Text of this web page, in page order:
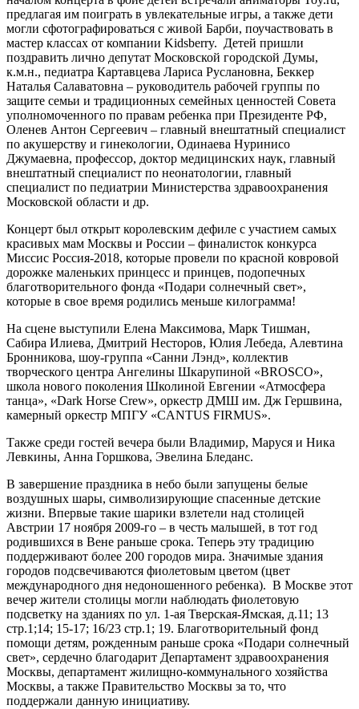
предлагая им поиграть в увлекательные игры, а также дети
могли сфотографироваться с живой Барби, поучаствовать в
мастер классах от компании Kidsberry. Детей пришли
поздравить лично депутат Московской городской Думы,
к.м.н., педиатра Картавцева Лариса Руслановна, Беккер
Наталья Салаватовна – руководитель рабочей группы по
защите семьи и традиционных семейных ценностей Совета
уполномоченного по правам ребенка при Президенте РФ,
Оленев Антон Сергеевич – главный внештатный специалист
по акушерству и гинекологии, Одинаева Нуринисо
Джумаевна, профессор, доктор медицинских наук, главный
внештатный специалист по неонатологии, главный
специалист по педиатрии Министерства здравоохранения
Московской области и др.
Концерт был открыт королевским дефиле с участием самых
красивых мам Москвы и России – финалисток конкурса
Миссис Россия-2018, которые провели по красной ковровой
дорожке маленьких принцесс и принцев, подопечных
благотворительного фонда «Подари солнечный свет»,
которые в свое время родились меньше килограмма!
На сцене выступили Елена Максимова, Марк Тишман,
Сабира Илиева, Дмитрий Несторов, Юлия Лебеда, Алевтина
Бронникова, шоу-группа «Санни Лэнд», коллектив
творческого центра Ангелины Шкарупиной «BROSCO»,
школа нового поколения Школиной Евгении «Атмосфера
танца», «Dark Horse Crew», оркестр ДМШ им. Дж Гершвина,
камерный оркестр МПГУ «CANTUS FIRMUS».
Также среди гостей вечера были Владимир, Маруся и Ника
Левкины, Анна Горшкова, Эвелина Бледанс.
В завершение праздника в небо были запущены белые
воздушных шары, символизирующие спасенные детские
жизни. Впервые такие шарики взлетели над столицей
Австрии 17 ноября 2009-го – в честь малышей, в тот год
родившихся в Вене раньше срока. Теперь эту традицию
поддерживают более 200 городов мира. Значимые здания
городов подсвечиваются фиолетовым цветом (цвет
международного дня недоношенного ребенка). В Москве этот
вечер жители столицы могли наблюдать фиолетовую
подсветку на зданиях по ул. 1-ая Тверская-Ямская, д.11; 13
стр.1;14; 15-17; 16/23 стр.1; 19. Благотворительный фонд
помощи детям, рожденным раньше срока «Подари солнечный
свет», сердечно благодарит Департамент здравоохранения
Москвы, департамент жилищно-коммунального хозяйства
Москвы, а также Правительство Москвы за то, что
поддержали данную инициативу.